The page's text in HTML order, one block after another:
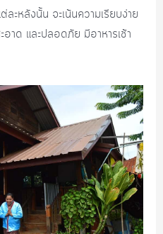
ะหลังนั้น จะเน้นความเรียบง่าย
าด และปลอดภัย มีอาหารเช้า